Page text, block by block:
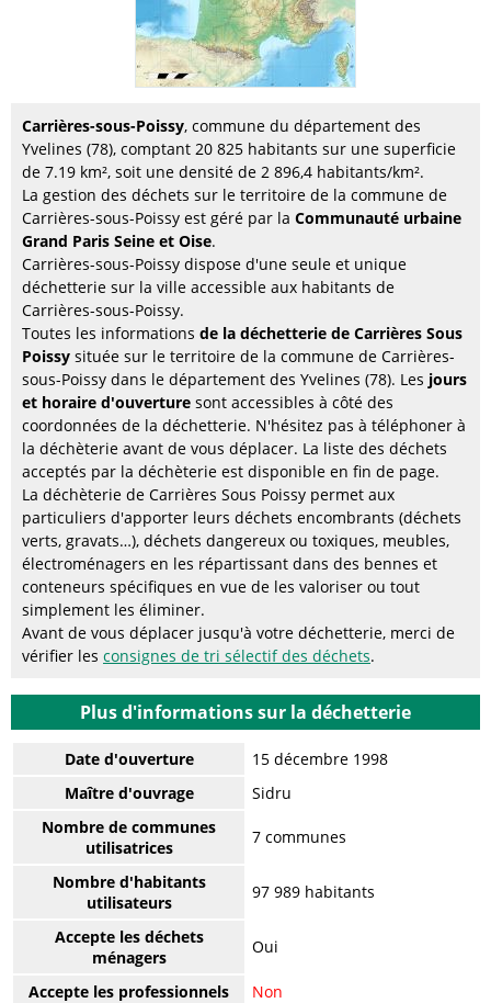
Carrières-sous-Poissy, commune du département des
Yvelines (78), comptant 20 825 habitants sur une superficie
de 7.19 km², soit une densité de 2 896,4 habitants/km².
La gestion des déchets sur le territoire de la commune de
Carrières-sous-Poissy est géré par la Communauté urbaine
Grand Paris Seine et Oise.
Carrières-sous-Poissy dispose d'une seule et unique
déchetterie sur la ville accessible aux habitants de
Carrières-sous-Poissy.
Toutes les informations de la déchetterie de Carrières Sous
Poissy située sur le territoire de la commune de Carrières-
sous-Poissy dans le département des Yvelines (78). Les jours
et horaire d'ouverture sont accessibles à côté des
coordonnées de la déchetterie. N'hésitez pas à téléphoner à
la déchèterie avant de vous déplacer. La liste des déchets
acceptés par la déchèterie est disponible en fin de page.
La déchèterie de Carrières Sous Poissy permet aux
particuliers d'apporter leurs déchets encombrants (déchets
verts, gravats…), déchets dangereux ou toxiques, meubles,
électroménagers en les répartissant dans des bennes et
conteneurs spécifiques en vue de les valoriser ou tout
simplement les éliminer.
Avant de vous déplacer jusqu'à votre déchetterie, merci de
vérifier les consignes de tri sélectif des déchets.
Plus d'informations sur la déchetterie
Date d'ouverture
15 décembre 1998
Maître d'ouvrage
Sidru
Nombre de communes
utilisatrices
7 communes
Nombre d'habitants
utilisateurs
97 989 habitants
Accepte les déchets
ménagers
Oui
Accepte les professionnels
Non